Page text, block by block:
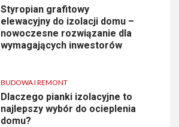
Styropian grafitowy
elewacyjny do izolacji domu –
nowoczesne rozwiązanie dla
wymagających inwestorów
BUDOWA I REMONT
Dlaczego pianki izolacyjne to
najlepszy wybór do ocieplenia
domu?